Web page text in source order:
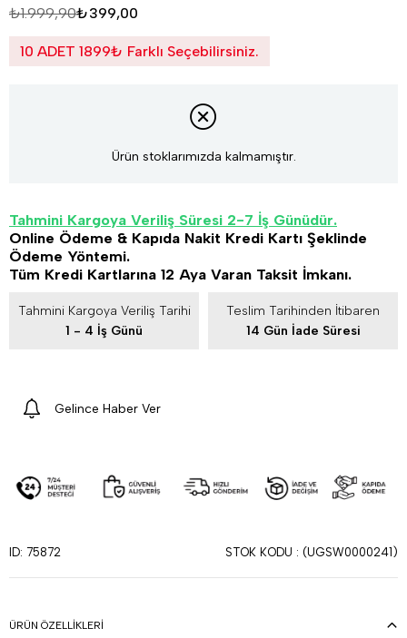
₺1.999,90₺399,00
10 ADET 1899₺ Farklı Seçebilirsiniz.
Ürün stoklarımızda kalmamıştır.
Tahmini Kargoya Veriliş Süresi 2-7 İş Günüdür.
Online Ödeme & Kapıda Nakit Kredi Kartı Şeklinde
Ödeme Yöntemi.
Tüm Kredi Kartlarına 12 Aya Varan Taksit İmkanı.
Tahmini Kargoya Veriliş Tarihi
1 - 4 İş Günü
Teslim Tarihinden İtibaren
14 Gün İade Süresi
Gelince Haber Ver
ID: 75872 STOK KODU (UGSW0000241)
ÜRÜN ÖZELLIKLERI